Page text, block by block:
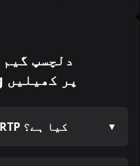
92dadulogin.org پر کھیلیں
27 Eternal Hot کا RTP کیا ہے؟ ▼